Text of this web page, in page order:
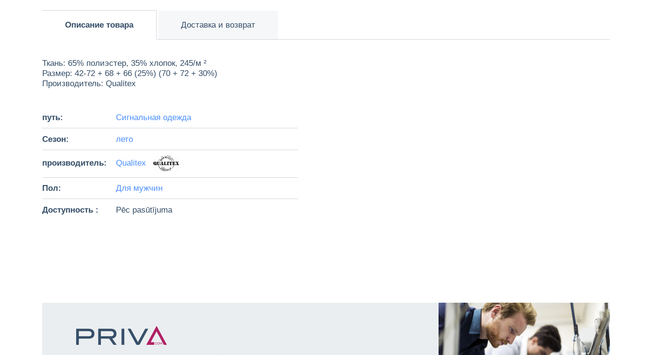
Описание товара Доставка и возврат
Ткань: 65% полиэстер, 35% хлопок, 245/м ²
Размер: 42-72 + 68 + 66 (25%) (70 + 72 + 30%)
Производитель: Qualitex
путь: Сигнальная одежда
Cезон: лето
производитель: Qualitex
Пол: Для мужчин
Доступность : Pēc pasūtījuma